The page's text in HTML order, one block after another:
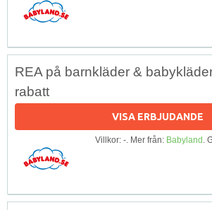
REA på barnkläder &
rabatt
VISA ERBJUDANDE
Villkor: -. Mer från: Babyland.